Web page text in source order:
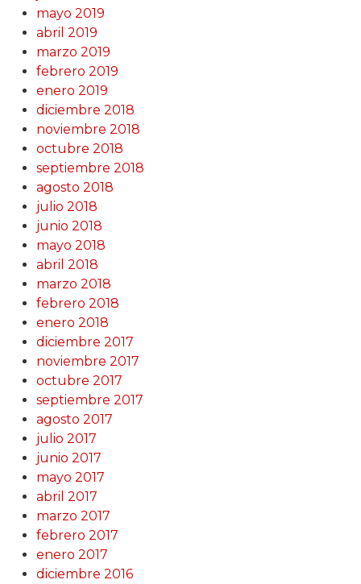
mayo 2019
abril 2019
marzo 2019
febrero 2019
enero 2019
diciembre 2018
noviembre 2018
octubre 2018
septiembre 2018
agosto 2018
julio 2018
junio 2018
mayo 2018
abril 2018
marzo 2018
febrero 2018
enero 2018
diciembre 2017
noviembre 2017
octubre 2017
septiembre 2017
agosto 2017
julio 2017
junio 2017
mayo 2017
abril 2017
marzo 2017
febrero 2017
enero 2017
diciembre 2016